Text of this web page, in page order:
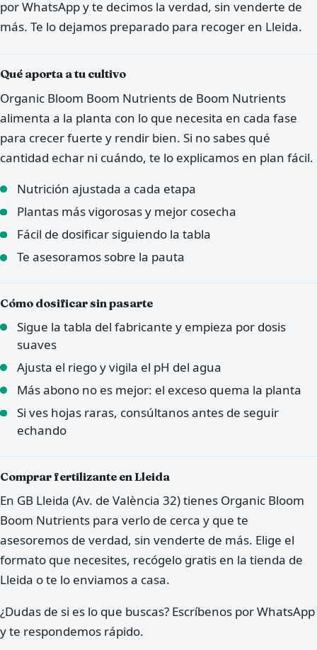
por WhatsApp y te decimos la verdad, sin venderte de
más. Te lo dejamos preparado para recoger en Lleida.
Qué aporta a tu cultivo
Organic Bloom Boom Nutrients de Boom Nutrients
alimenta a la planta con lo que necesita en cada fase
para crecer fuerte y rendir bien. Si no sabes qué
cantidad echar ni cuándo, te lo explicamos en plan fácil.
Nutrición ajustada a cada etapa
Plantas más vigorosas y mejor cosecha
Fácil de dosificar siguiendo la tabla
Te asesoramos sobre la pauta
Cómo dosificar sin pasarte
Sigue la tabla del fabricante y empieza por dosis
suaves
Ajusta el riego y vigila el pH del agua
Más abono no es mejor: el exceso quema la planta
Si ves hojas raras, consúltanos antes de seguir
echando
Comprar fertilizante en Lleida
En GB Lleida (Av. de València 32) tienes Organic Bloom
Boom Nutrients para verlo de cerca y que te
asesoremos de verdad, sin venderte de más. Elige el
formato que necesites, recógelo gratis en la tienda de
Lleida o te lo enviamos a casa.
¿Dudas de si es lo que buscas? Escríbenos por WhatsApp
y te respondemos rápido.